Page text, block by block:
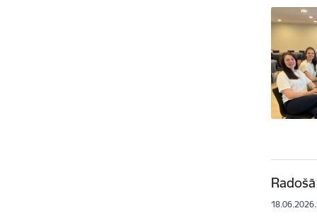
18.06.2026.